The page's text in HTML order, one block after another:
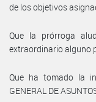
de los objetivos
Que la prórroga
extraordinario alguno
Que ha tomado la
GENERAL DE